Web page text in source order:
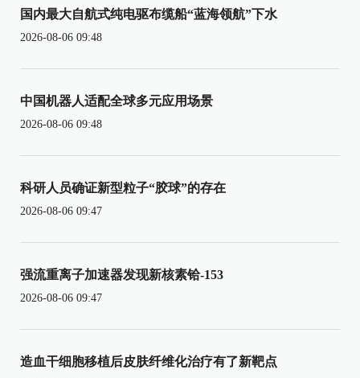
国内最大自航式纯电驱布缆船“蓝海领航”下水
2026-08-06 09:48
中国机器人适配全球多元应用场景
2026-08-06 09:48
科研人员确证新型粒子“胶球”的存在
2026-08-06 09:47
强流重离子加速器发现新核素铪-153
2026-08-06 09:47
造血干细胞移植后皮肤纤维化治疗有了新靶点